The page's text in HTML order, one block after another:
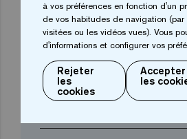
Ville*
à vos préférences en fonction d'un
de vos habitudes de navigation (par
visitées ou les vidéos vues). Vous
d'informations et configurer vos
Rejeter
les
cookies
Accepter
les